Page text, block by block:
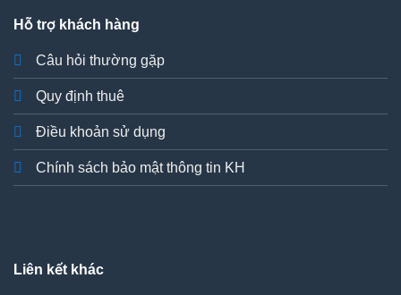
Hỗ trợ khách hàng
Câu hỏi thường gặp
Quy định thuê
Điều khoản sử dụng
Chính sách bảo mật thông tin KH
Liên kết khác